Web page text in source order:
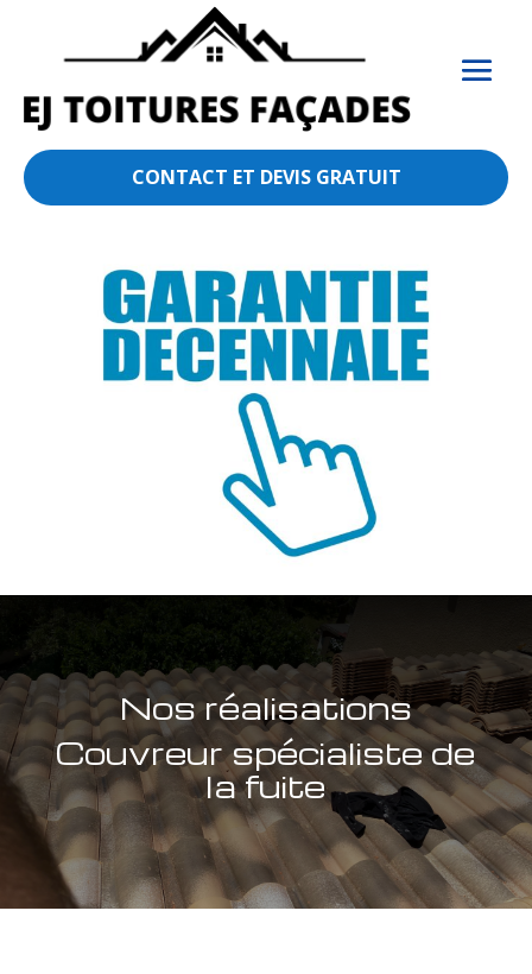
CONTACT ET DEVIS GRATUIT
Nos réalisations
Couvreur spécialiste de
la fuite